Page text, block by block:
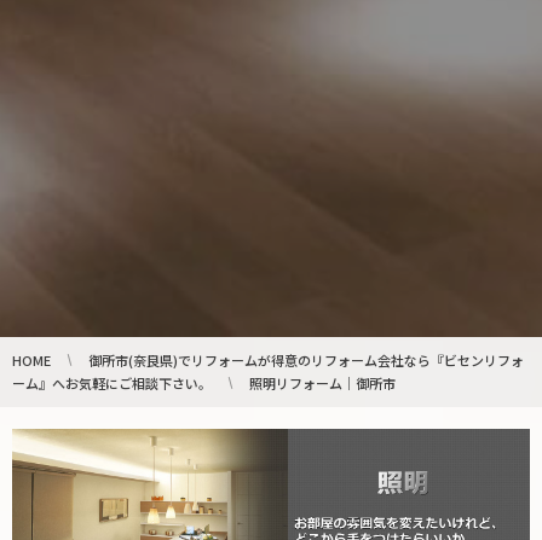
HOME
御所市(奈良県)でリフォームが得意のリフォーム会社なら『ビセンリフォ
ーム』へお気軽にご相談下さい。
照明リフォーム｜御所市